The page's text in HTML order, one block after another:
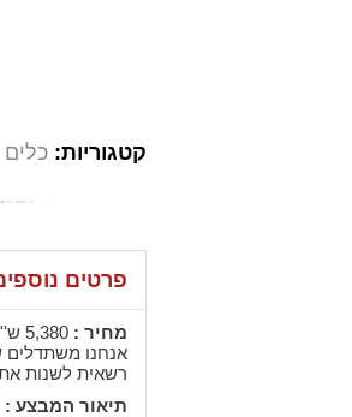
קטגוריות: כלים
פרטים
מחיר : 5,380 ש''ח
אנחנו משתדלים
רשאית לשנות
תיאור המבצע :